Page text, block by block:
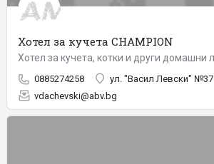
Хотел за кучета CHAMPION
0885274258
ул. "Васил Левски" №37
vdachevski@abv.bg